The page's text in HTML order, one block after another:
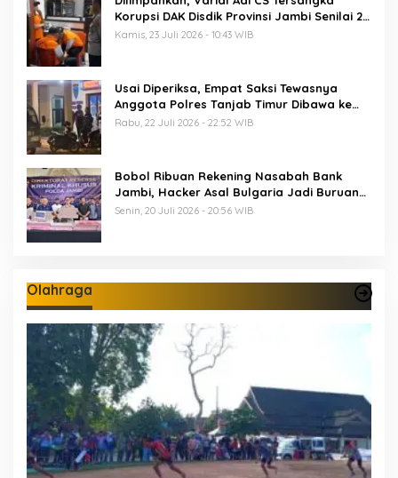
Korupsi DAK Disdik Provinsi Jambi Senilai 21
M Segera Disidang
Kamis, 23 Juli 2026 - 10:43 WIB
Usai Diperiksa, Empat Saksi Tewasnya
Anggota Polres Tanjab Timur Dibawa ke
Sel Tahanan Mapolda Jambi
Rabu, 22 Juli 2026 - 22:52 WIB
Bobol Ribuan Rekening Nasabah Bank
Jambi, Hacker Asal Bulgaria Jadi Buruan
Ditreskrimsus Polda Jambi
Senin, 20 Juli 2026 - 20:56 WIB
Olahraga